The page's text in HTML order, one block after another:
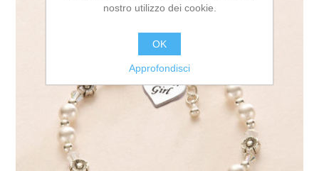
nostro utilizzo dei cookie.
OK
Approfondisci